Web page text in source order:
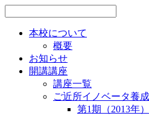
本校について
概要
お知らせ
開講講座
講座一覧
ご近所イノベータ養
第1期（2013年